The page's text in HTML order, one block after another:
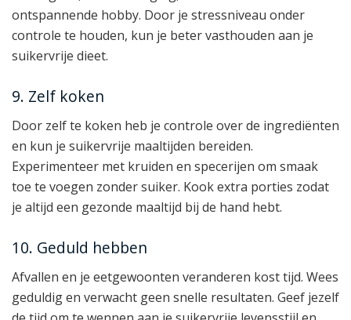
ontspannende hobby. Door je stressniveau onder
controle te houden, kun je beter vasthouden aan je
suikervrije dieet.
9. Zelf koken
Door zelf te koken heb je controle over de ingrediënten
en kun je suikervrije maaltijden bereiden.
Experimenteer met kruiden en specerijen om smaak
toe te voegen zonder suiker. Kook extra porties zodat
je altijd een gezonde maaltijd bij de hand hebt.
10. Geduld hebben
Afvallen en je eetgewoonten veranderen kost tijd. Wees
geduldig en verwacht geen snelle resultaten. Geef jezelf